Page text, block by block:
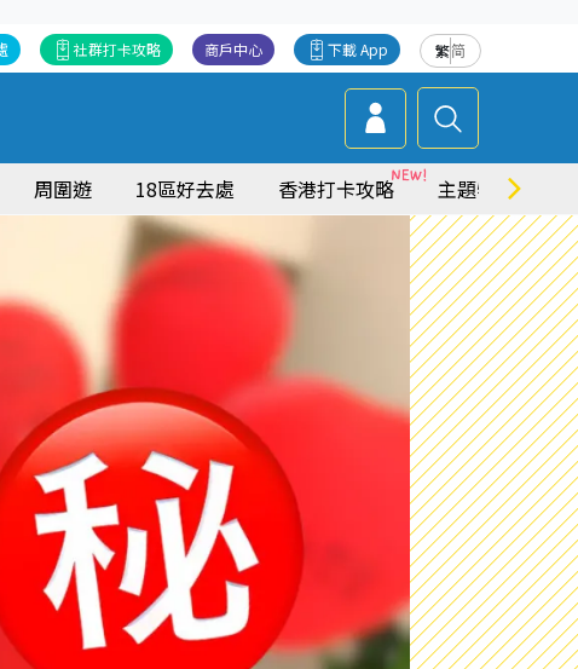
繁简
下載 App
商戶中心
社群打卡攻略
周圍遊 18區好去處 香港打卡攻略 主題特集